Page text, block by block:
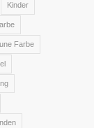
Kinder
Farbe